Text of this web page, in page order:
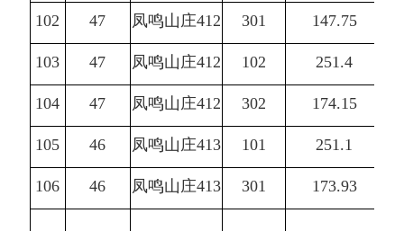
102 47 凤鸣山庄412 301 147.75
103 47 凤鸣山庄412 102 251.4
104 47 凤鸣山庄412 302 174.15
105 46 凤鸣山庄413 101 251.1
106 46 凤鸣山庄413 301 173.93